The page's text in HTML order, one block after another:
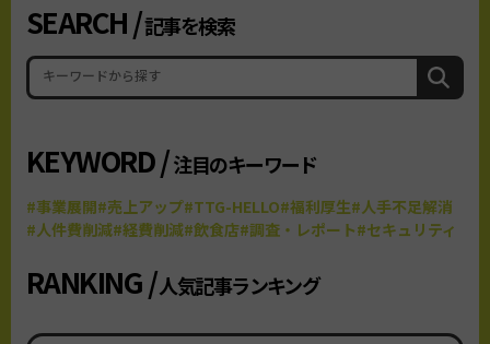
SEARCH /記事を検索
KEYWORD /注目のキーワード
#事業展開#売上アップ#TTG-HELLO#福利厚生#人手不足解消
#人件費削減#経費削減#飲食店#調査・レポート#セキュリティ
RANKING /人気記事ランキング